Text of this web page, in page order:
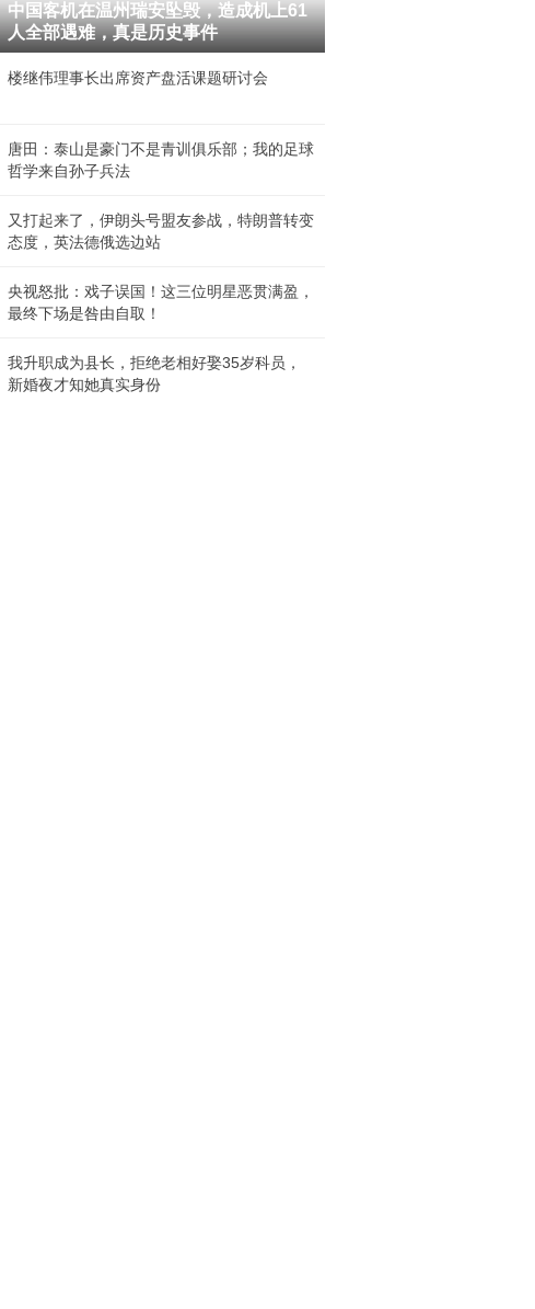
2
中国客机在温州瑞安坠毁，造成机上61
人全部遇难，真是历史事件
楼继伟理事长出席资产盘活课题研讨会
唐田：泰山是豪门不是青训俱乐部；我的足球
哲学来自孙子兵法
又打起来了，伊朗头号盟友参战，特朗普转变
态度，英法德俄选边站
央视怒批：戏子误国！这三位明星恶贯满盈，
最终下场是咎由自取！
我升职成为县长，拒绝老相好娶35岁科员，
新婚夜才知她真实身份